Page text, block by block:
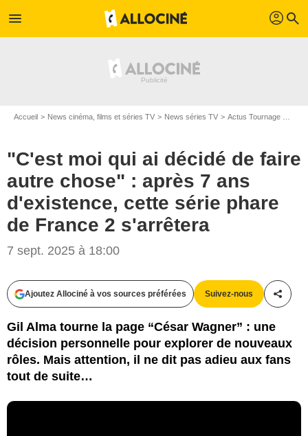
menu profil search
Accueil News cinéma, films et séries TV News séries TV Actus Tournage Séries TV
"C'est moi qui ai décidé de faire
autre chose" : après 7 ans
d'existence, cette série phare
de France 2 s'arrêtera
7 sept. 2025 à 18:00
Ajoutez Allociné à vos sources préférées Suivez-nous
Gil Alma tourne la page “César Wagner” : une
décision personnelle pour explorer de nouveaux
rôles. Mais attention, il ne dit pas adieu aux fans
tout de suite…